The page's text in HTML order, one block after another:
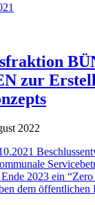
zur
2022
2023 ein
dem